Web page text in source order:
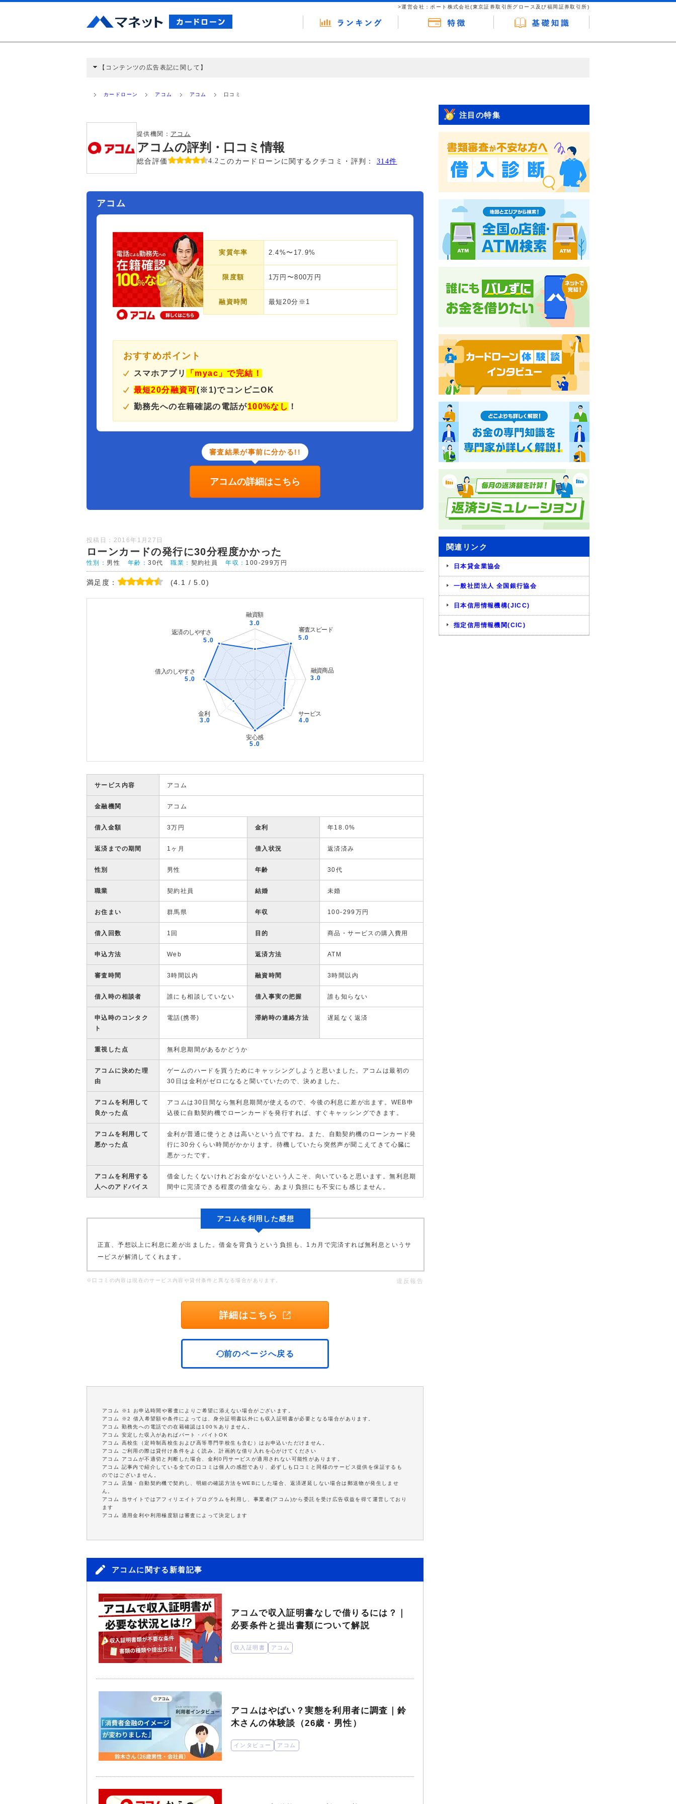
>運営会社：ポート株式会社(東京証券取引所グロース及び福岡証券取引所)
【コンテンツの広告表記に関して】
ミ収集などに基づき、公平性を担保した情報提供を行っています。
カードローン アコム アコム 口コミ
提供機関： アコム
アコムの評判・口コミ情報
総合評価 4.2 このカードローンに関するクチコミ・評判： 314件
アコム
実質年率 2.4%〜17.9%
限度額 1万円〜800万円
融資時間 最短20分※1
おすすめポイント
スマホアプリ
「myac」で完結！
最短20分融資可(※1)でコンビニOK
勤務先への在籍確認の電話が100%なし ！
審査結果が事前に分かる!!
アコムの詳細はこちら
投稿日：2016年1月27日
ローンカードの発行に30分程度かかった
性別： 男性 年齢：30代 職業： 契約社員 年収： 100-299万円
満足度： (4.1 / 5.0)
サービス内容 アコム
金融機関 アコム
借入金額 3万円 金利 年18.0%
返済までの期間 1ヶ月 借入状況 返済済み
性別 男性 年齢 30代
職業 契約社員 結婚 未婚
お住まい 群馬県 年収 100-299万円
借入回数 1回 目的 商品・サービスの購入費用
申込方法 Web 返済方法 ATM
審査時間 3時間以内 融資時間 3時間以内
借入時の相談者 誰にも相談していない 借入事実の把握 誰も知らない
申込時のコンタク
ト
電話(携帯) 滞納時の連絡方法 遅延なく返済
重視した点 無利息期間があるかどうか
アコムに決めた理
由
ゲームのハードを買うためにキャッシングしようと思いました。アコムは最初の
30日は金利がゼロになると聞いていたので、決めました。
アコムを利用して
良かった点
アコムは30日間なら無利息期間が使えるので、今後の利息に差が出ます。WEB申
込後に自動契約機でローンカードを発行すれば、すぐキャッシングできます。
アコムを利用して
悪かった点
金利が普通に使うときは高いという点ですね。また、自動契約機のローンカード発
行に30分くらい時間がかかります。待機していたら突然声が聞こえてきて心臓に
悪かったです。
アコムを利用する
人へのアドバイス
借金したくないけれどお金がないという人こそ、向いていると思います。無利息期
間中に完済できる程度の借金なら、あまり負担にも不安にも感じません。
アコムを利用した感想
正直、予想以上に利息に差が出ました。借金を背負うという負担も、1カ月で完済すれば無利息というサ
ービスが解消してくれます。
※口コミの内容は現在のサービス内容や貸付条件と異なる場合があります。 違反報告
詳細はこちら
前のページへ戻る
アコム ※1 お申込時間や審査によりご希望に添えない場合がございます。
アコム ※2 借入希望額や条件によっては、身分証明書以外にも収入証明書が必要となる場合があります。
アコム 勤務先への電話での在籍確認は100％ありません。
アコム 安定した収入があればパート・バイトOK
アコム 高校生（定時制高校生および高等専門学校生も含む）はお申込いただけません。
アコム ご利用の際は貸付け条件をよく読み、計画的な借り入れを心がけてください
アコム アコムが不適切と判断した場合、金利0円サービスが適用されない可能性があります。
アコム 記事内で紹介している全ての口コミは個人の感想であり、必ずしも口コミと同様のサービス提供を保証するも
のではございません。
アコム 店舗・自動契約機で契約し、明細の確認方法をWEBにした場合、返済遅延しない場合は郵送物が発生しませ
ん。
アコム 当サイトではアフィリエイトプログラムを利用し、事業者(アコム)から委託を受け広告収益を得て運営しており
ます
アコム 適用金利や利用極度額は審査によって決定します
アコムに関する新着記事
アコムで収入証明書なしで借りるには？｜
必要条件と提出書類について解説
収入証明書 アコム
アコムはやばい？実態を利用者に調査｜鈴
木さんの体験談（26歳・男性）
インタビュー アコム
注目の特集
関連リンク
日本貸金業協会
一般社団法人 全国銀行協会
日本信用情報機構(JICC)
指定信用情報機関(CIC)